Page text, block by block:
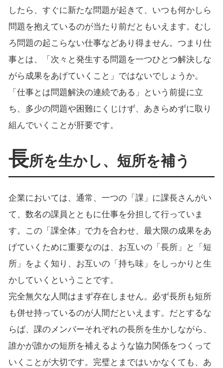
したら、すぐに新たな問題が起きて、いつも何かしら
問題を抱えているのが当たり前だともいえます。むし
ろ問題の起こらない仕事などあり得ません。つまり仕
事とは、「次々と発生する問題を一つひとつ解決しな
がら成果をあげていくこと」ではないでしょうか。
「仕事とは問題解決の連続である」という前提に立
ち、多少の問題や困難にくじけず、あきらめずに取り
組んでいくことが肝要です。
長所を生かし、短所を補う
企業においては、通常、一つの「課」に課長さんがい
て、数名の課員とともに仕事を分担して行っていま
す。この「課全体」で力を合わせ、最大限の成果をあ
げていくために重要なのは、お互いの「長所」と「短
所」をよく知り、お互いの「持ち味」をしっかりと生
かしていくということです。
完全無欠な人間はまず存在しません。必ず長所も短所
も併せ持っているのが人間だといえます。だとするな
らば、課のメンバーそれぞれの長所を生かしながら、
誰かが誰かの短所を補えるような協力関係をつくって
いくことが大切です。完璧とまではいかなくても、あ